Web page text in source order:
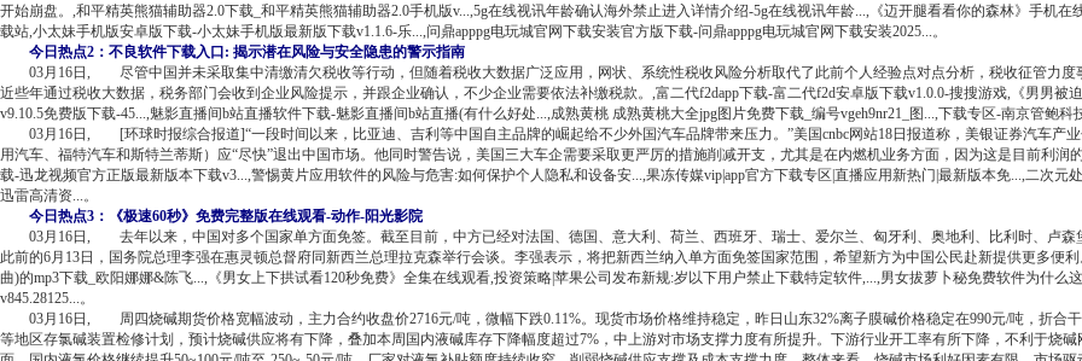
开始崩盘。,和平精英熊猫辅助器2.0下载_和平精英熊猫辅助器2.0手机版v...,5g在线视讯年龄确认海外禁止进入详情介绍-5g在线视讯年龄...,《迈开腿看看你的森林》手机在
载站,小太妹手机版安卓版下载-小太妹手机版最新版下载v1.1.6-乐...,问鼎apppg电玩城官网下载安装官方版下载-问鼎apppg电玩城官网下载安装2025...。
今日热点2：不良软件下载入口: 揭示潜在风险与安全隐患的警示指南
03月16日, 尽管中国并未采取集中清缴清欠税收等行动，但随着税收大数据广泛应用，网状、系统性税收风险分析取代了此前个人经验点对点分析，税收征管力度
近些年通过税收大数据，税务部门会收到企业风险提示，并跟企业确认，不少企业需要依法补缴税款。,富二代f2dapp下载-富二代f2d安卓版下载v1.0.0-搜搜游戏,《男男被
v9.10.5免费版下载-45...,魅影直播间b站直播软件下载-魅影直播间b站直播(有什么好处...,成熟黄桃 成熟黄桃大全jpg图片免费下载_编号vgeh9nr21_图...,下载专区-南京管鲍科
03月16日, [环球时报综合报道]“一段时间以来，比亚迪、吉利等中国自主品牌的崛起给不少外国汽车品牌带来压力。”美国cnbc网站18日报道称，美银证券汽车产
用汽车、福特汽车和斯特兰蒂斯）应“尽快”退出中国市场。他同时警告说，美国三大车企需要采取更严厉的措施削减开支，尤其是在内燃机业务方面，因为这是目前利
载-迅龙视频官方正版最新版本下载v3...,警惕黄片应用软件的风险与危害:如何保护个人隐私和设备安...,果冻传媒vip|app官方下载专区|直播应用新热门|最新版本免...,二次
迅雷高清资...。
今日热点3：《极速60秒》免费完整版在线观看-动作-阳光影院
03月16日, 去年以来，中国对多个国家单方面免签。截至目前，中方已经对法国、德国、意大利、荷兰、西班牙、瑞士、爱尔兰、匈牙利、奥地利、比利时、卢森
此前的6月13日，国务院总理李强在惠灵顿总督府同新西兰总理拉克森举行会谈。李强表示，将把新西兰纳入单方面免签国家范围，希望新方为中国公民赴新提供更多便
曲)的mp3下载_欧阳娜娜&陈飞...,《男女上下拱试看120秒免费》全集在线观看,投资策略|苹果公司发布新规:岁以下用户禁止下载特定软件,...,男女拔萝卜秘免费软件为什么
v845.28125...。
03月16日, 周四烧碱期货价格宽幅波动，主力合约收盘价2716元/吨，微幅下跌0.11%。现货市场价格维持稳定，昨日山东32%离子膜碱价格稳定在990元/吨，折合
等地区存氯碱装置检修计划，预计烧碱供应将有下降，叠加本周国内液碱库存下降幅度超过7%，中上游对市场支撑力度有所提升。下游行业开工率有所下降，不利于烧